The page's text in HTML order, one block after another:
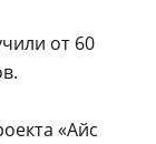
от 60
«Айс